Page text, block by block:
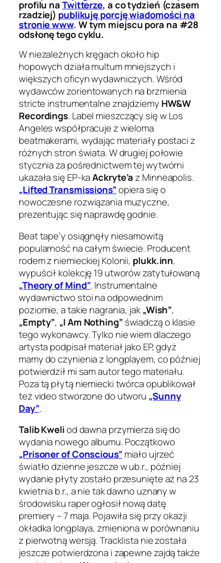
profilu naTwitterze, a co tydzień (czasem
rzadziej) publikuję porcję wiadomości na
stronie www. W tym miejscu pora na #28
odsłonę tego cyklu.
W niezależnych kręgach około hip
hopowych działa multum mniejszych i
większych oficyn wydawniczych. Wśród
wydawców zorientowanych na brzmienia
stricte instrumentalne znajdziemy HW&W
Recordings. Label mieszczący się w Los
Angeles współpracuje z wieloma
beatmakerami, wydając materiały postaci z
różnych stron świata. W drugiej połowie
stycznia za pośrednictwem tej wytwórni
ukazała się EP-kaAckryte’az Minneapolis.
„Lifted Transmissions”opiera się o
nowoczesne rozwiązania muzyczne,
prezentując się naprawdę godnie.
Beat tape’y osiągnęły niesamowitą
popularność na całym świecie. Producent
rodem z niemieckiej Kolonii, plukk.inn,
wypuścił kolekcję 19 utworów zatytułowaną
„Theory of Mind”. Instrumentalne
wydawnictwo stoi na odpowiednim
poziomie, a takie nagrania, jak„Wish”,
„Empty”, „I Am Nothing” świadczą o klasie
tego wykonawcy. Tylko nie wiem dlaczego
artysta podpisał materiał jako EP, gdyż
mamy do czynienia z longplayem, co później
potwierdził mi sam autor tego materiału.
Poza tą płytą niemiecki twórca opublikował
też video stworzone do utworu „Sunny
Day”.
Talib Kweliod dawna przymierza się do
wydania nowego albumu. Początkowo
„Prisoner of Conscious” miało ujrzeć
światło dzienne jeszcze w ub.r., później
wydanie płyty zostało przesunięte aż na 23
kwietnia b.r., a nie tak dawno uznany w
środowisku raper ogłosił nową datę
premiery – 7 maja. Pojawiła się przy okazji
okładka longplaya, zmieniona w porównaniu
z pierwotną wersją. Tracklista nie została
jeszcze potwierdzona i zapewne zajdą także